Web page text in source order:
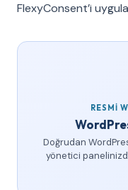
FlexyConsent’i
RESMI
Doğrudan
yönetici